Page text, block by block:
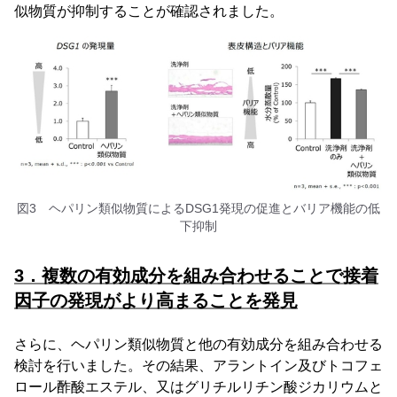
似物質が抑制することが確認されました。
図3 ヘパリン類似物質によるDSG1発現の促進とバリア機能の低
下抑制
3．複数の有効成分を組み合わせることで接着
因子の発現がより高まることを発見
さらに、ヘパリン類似物質と他の有効成分を組み合わせる
検討を行いました。その結果、アラントイン及びトコフェ
ロール酢酸エステル、又はグリチルリチン酸ジカリウムと